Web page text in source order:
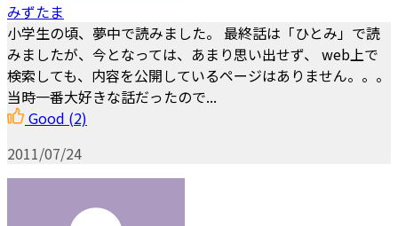
みずたま
小学生の頃、夢中で読みました。 最終話は「ひとみ」で読
みましたが、今となっては、あまり思い出せず、 web上で
検索しても、内容を公開しているページはありません。。。
当時一番大好きな話だったので...
Good (2)
2011/07/24